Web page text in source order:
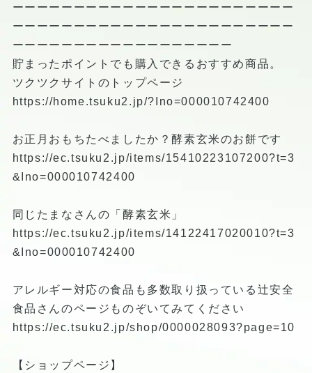
ーーーーーーーーーーーーーーーーーーーーーーー
ーーーーーーーーーーーーーーーーーーーーーーー
ーーーーーーーーーーーーーーーーーー
貯まったポイントでも購入できるおすすめ商品。
ツクツクサイトのトップページ
https://home.tsuku2.jp/?Ino=000010742400
お正月おもちたべましたか？酵素玄米のお餅です
https://ec.tsuku2.jp/items/15410223107200?t=3
&Ino=000010742400
同じたまなさんの「酵素玄米」
https://ec.tsuku2.jp/items/14122417020010?t=3
&Ino=000010742400
アレルギー対応の食品も多数取り扱っている辻安全
食品さんのページものぞいてみてください
https://ec.tsuku2.jp/shop/0000028093?page=10
【ショップページ】